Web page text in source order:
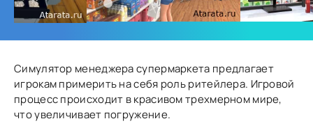
Симулятор менеджера супермаркета предлагает
игрокам примерить на себя роль ритейлера. Игровой
процесс происходит в красивом трехмерном мире,
что увеличивает погружение.